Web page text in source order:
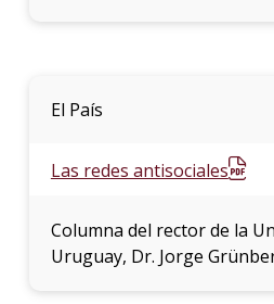
El País
Las redes antisociales
Columna del rector de la
Uruguay, Dr. Jorge